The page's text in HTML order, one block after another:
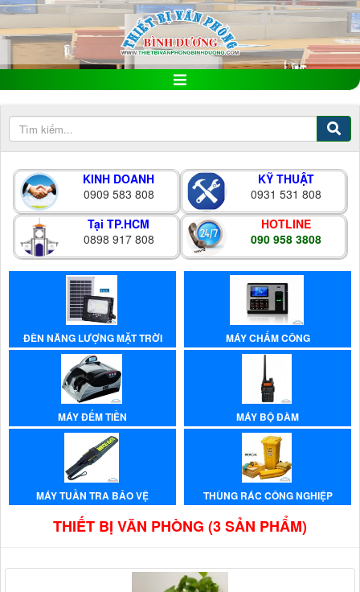
KINH DOANH
0909 583 808
KỸ THUẬT
0931 531 808
Tại TP.HCM
0898 917 808
HOTLINE
090 958 3808
ĐÈN NĂNG LƯỢNG MẶT TRỜI MÁY CHẤM CÔNG
MÁY ĐẾM TIỀN MÁY BỘ ĐÀM
MÁY TUẦN TRA BẢO VỆ THÙNG RÁC CÔNG NGHIỆP
THIẾT BỊ VĂN PHÒNG (3 SẢN PHẨM)